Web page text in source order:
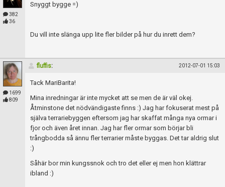
382
36
Snyggt bygge =)
Du vill inte slänga upp lite fler bilder på hur du inrett dem?
1699
809
fluffis: 2012-07-01 15:03
Tack MariBarita!
Mina inredningar är inte mycket att se men de är väl okej.
Åtminstone det nödvändigaste finns :) Jag har fokuserat mest på
själva terrariebyggen eftersom jag har skaffat många nya ormar i
fjor och även året innan. Jag har fler ormar som börjar bli
trångbodda så ännu fler terrarier måste byggas. Det tar aldrig slut
:)
Såhär bor min kungssnok och tro det eller ej men hon klättrar
ibland :)